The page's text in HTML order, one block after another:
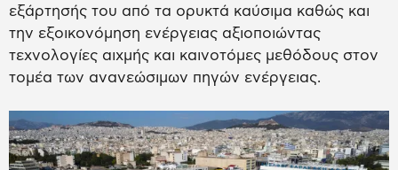
εξάρτησής του από τα ορυκτά καύσιμα καθώς και
την εξοικονόμηση ενέργειας αξιοποιώντας
τεχνολογίες αιχμής και καινοτόμες μεθόδους στον
τομέα των ανανεώσιμων πηγών ενέργειας.